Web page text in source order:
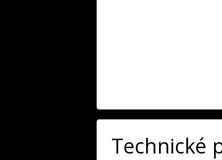
Technické